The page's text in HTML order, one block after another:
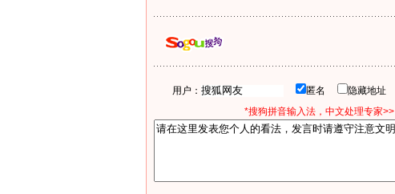
用户： 匿名 隐藏地址
*搜狗拼音输入法，中文处理专家>>